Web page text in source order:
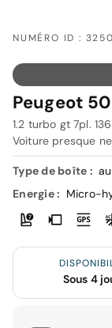
NUMÉRO ID :
Peugeot
1.2 turbo gt 7pl.
Voiture presque
Type de boîte :
Energie : Micro-
Sous 4